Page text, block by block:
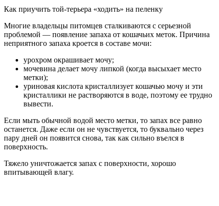
Как приучить той-терьера «ходить» на пеленку
Многие владельцы питомцев сталкиваются с серьезной
проблемой — появление запаха от кошачьих меток. Причина
неприятного запаха кроется в составе мочи:
урохром окрашивает мочу;
мочевина делает мочу липкой (когда высыхает место
метки);
уриновая кислота кристаллизует кошачью мочу и эти
кристаллики не растворяются в воде, поэтому ее трудно
вывести.
Если мыть обычной водой место метки, то запах все равно
останется. Даже если он не чувствуется, то буквально через
пару дней он появится снова, так как сильно въелся в
поверхность.
Тяжело уничтожается запах с поверхности, хорошо
впитывающей влагу.